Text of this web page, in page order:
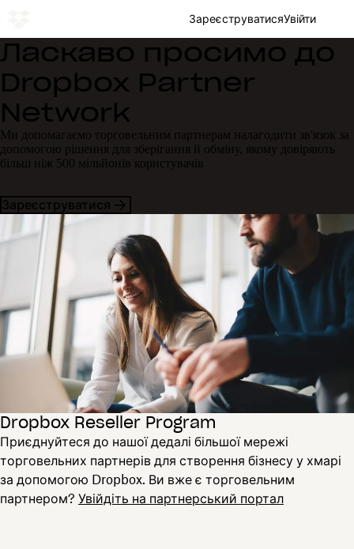
ЗареєструватисяУвійти
Ласкаво просимо до
Dropbox Partner
Network
Ми допомагаємо торговельним партнерам налагодити зв'язок за
допомогою рішення для зберігання й обміну, якому довіряють
більш ніж 500 мільйонів користувачів
Зареєструватися
Dropbox Reseller Program
Приєднуйтеся до нашої дедалі більшої мережі
торговельних партнерів для створення бізнесу у хмарі
за допомогою Dropbox. Ви вже є торговельним
партнером? Увійдіть на партнерський портал